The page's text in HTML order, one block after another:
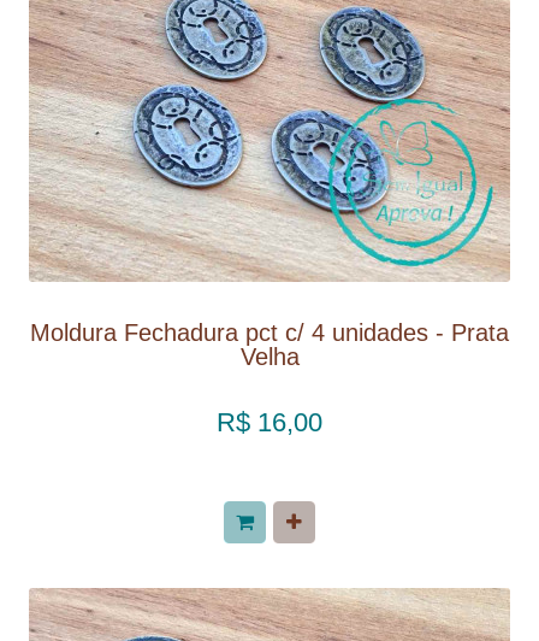
Moldura Fechadura pct c/ 4 unidades - Prata
Velha
R$ 16,00